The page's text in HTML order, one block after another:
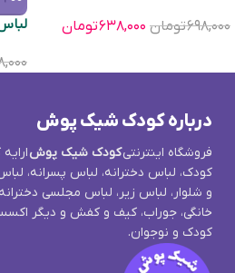
۶۹۸,۰۰۰تومان ۶۳۸,۰۰۰تومان
درباره کودک شیک پوش
فروشگاه اینترنتیکودک شیک پوش
کودک، لباس دخترانه، لباس پسرانه،
و شلوار، لباس زیر، لباس مجلسی
خانگی، جوراب، کیف و کفش و دیگر
کودک و نوجوان.